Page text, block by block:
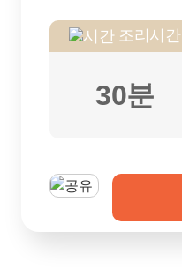
조리시간
30분